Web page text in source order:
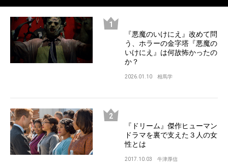
『悪魔のいけにえ』改めて問
う、ホラーの金字塔『悪魔の
いけにえ』は何故怖かったの
か？
2026.01.10 相馬学
『ドリーム』傑作ヒューマン
ドラマを裏で支えた３人の女
性とは
2017.10.03 牛津厚信